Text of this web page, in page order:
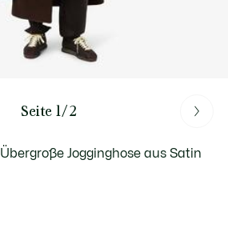
Seite 1/2
Übergroße Jogginghose aus Satin